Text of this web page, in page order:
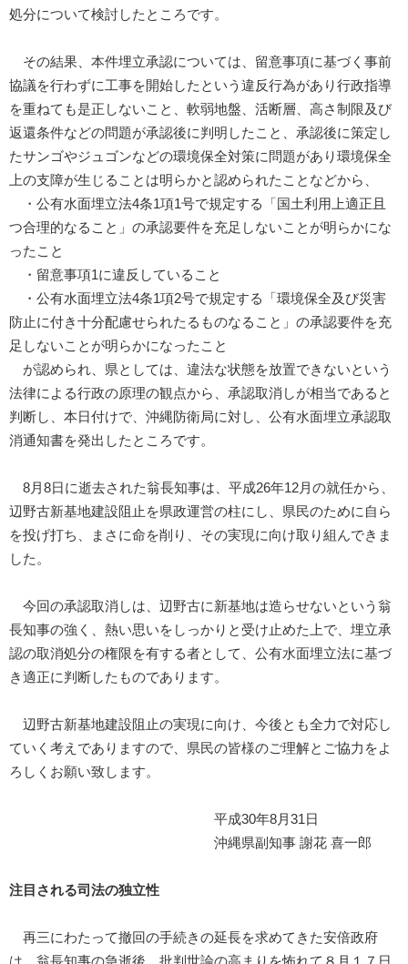
処分について検討したところです。
その結果、本件埋立承認については、留意事項に基づく事前
協議を行わずに工事を開始したという違反行為があり行政指導
を重ねても是正しないこと、軟弱地盤、活断層、高さ制限及び
返還条件などの問題が承認後に判明したこと、承認後に策定し
たサンゴやジュゴンなどの環境保全対策に問題があり環境保全
上の支障が生じることは明らかと認められたことなどから、
・公有水面埋立法4条1項1号で規定する「国土利用上適正且
つ合理的なること」の承認要件を充足しないことが明らかにな
ったこと
・留意事項1に違反していること
・公有水面埋立法4条1項2号で規定する「環境保全及び災害
防止に付き十分配慮せられたるものなること」の承認要件を充
足しないことが明らかになったこと
が認められ、県としては、違法な状態を放置できないという
法律による行政の原理の観点から、承認取消しが相当であると
判断し、本日付けで、沖縄防衛局に対し、公有水面埋立承認取
消通知書を発出したところです。
8月8日に逝去された翁長知事は、平成26年12月の就任から、
辺野古新基地建設阻止を県政運営の柱にし、県民のために自ら
を投げ打ち、まさに命を削り、その実現に向け取り組んできま
した。
今回の承認取消しは、辺野古に新基地は造らせないという翁
長知事の強く、熱い思いをしっかりと受け止めた上で、埋立承
認の取消処分の権限を有する者として、公有水面埋立法に基づ
き適正に判断したものであります。
辺野古新基地建設阻止の実現に向け、今後とも全力で対応し
ていく考えでありますので、県民の皆様のご理解とご協力をよ
ろしくお願い致します。
平成30年8月31日
沖縄県副知事 謝花 喜一郎
注目される司法の独立性
再三にわたって撤回の手続きの延長を求めてきた安倍政府